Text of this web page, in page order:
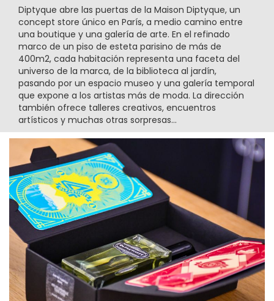
Diptyque abre las puertas de la Maison Diptyque, un
concept store único en París, a medio camino entre
una boutique y una galería de arte. En el refinado
marco de un piso de esteta parisino de más de
400m2, cada habitación representa una faceta del
universo de la marca, de la biblioteca al jardín,
pasando por un espacio museo y una galería temporal
que expone a los artistas más de moda. La dirección
también ofrece talleres creativos, encuentros
artísticos y muchas otras sorpresas...